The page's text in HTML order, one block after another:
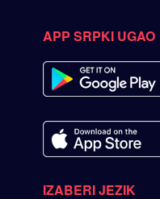
APP SRPKI UGAO
IZABERI JEZIK